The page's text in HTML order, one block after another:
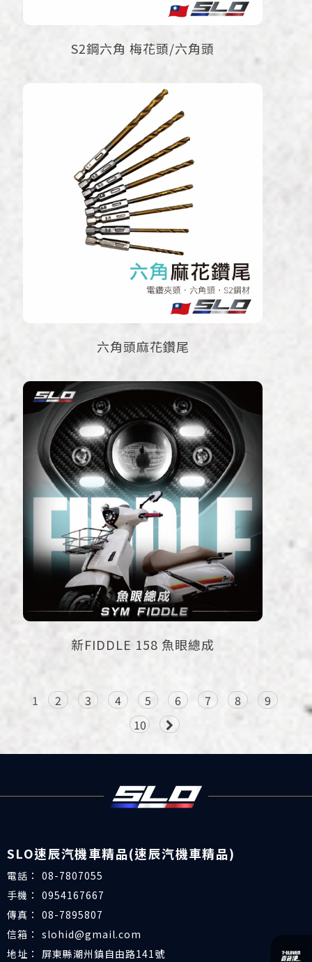
S2鋼六角 梅花頭/六角頭
六角頭麻花鑽尾
新FIDDLE 158 魚眼總成
1 2 3 4 5 6 7 8
9
10
08-7807055
0954167667
08-7895807
slohid@gmail.com
屏東縣潮州鎮自由路141號